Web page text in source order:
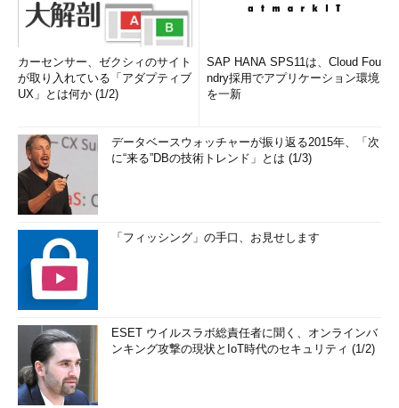
カーセンサー、ゼクシィのサイト
が取り入れている「アダプティブ
UX」とは何か (1/2)
SAP HANA SPS11は、Cloud Fou
ndry採用でアプリケーション環境
を一新
データベースウォッチャーが振り返る2015年、「次
に“来る”DBの技術トレンド」とは (1/3)
「フィッシング」の手口、お見せします
ESET ウイルスラボ総責任者に聞く、オンラインバ
ンキング攻撃の現状とIoT時代のセキュリティ (1/2)